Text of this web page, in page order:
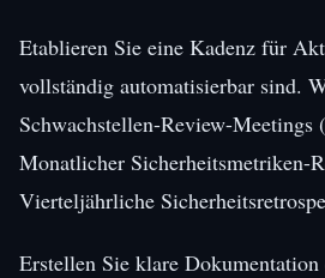
Etablieren Sie eine Kadenz für
vollständig automatisierbar sind.
Schwachstellen-Review-Meetings
Monatlicher Sicherheitsmetriken-
Vierteljährliche
Erstellen Sie klare